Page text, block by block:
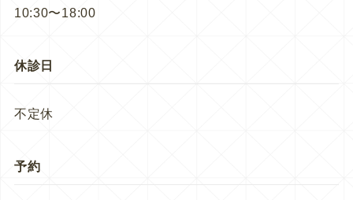
10:30〜18:00
休診日
不定休
予約